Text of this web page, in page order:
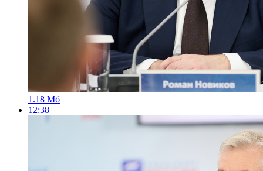
1.18 Мб
12:38